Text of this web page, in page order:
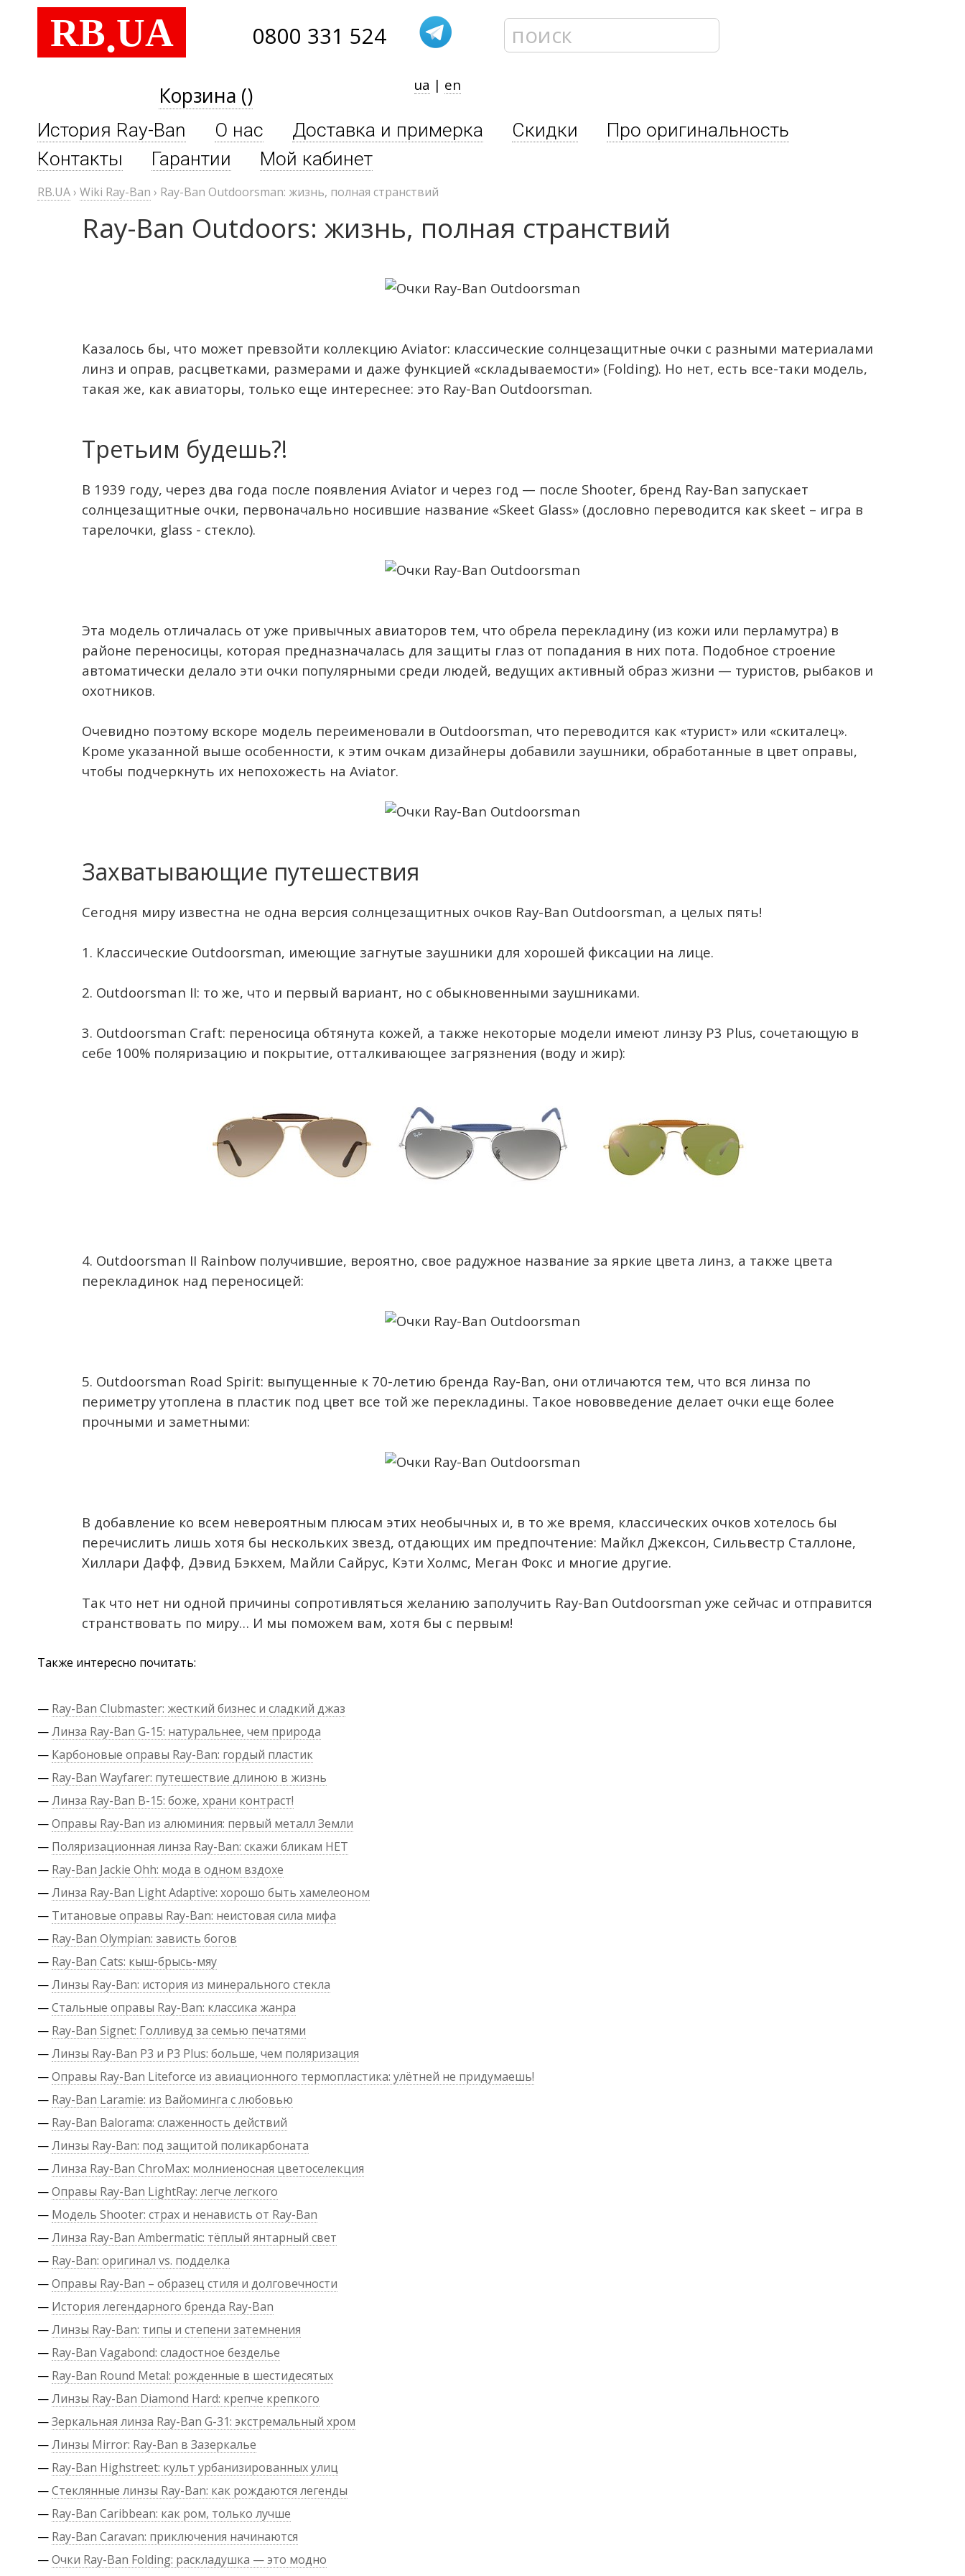
RB.UA 0800 331 524
Корзина () ua | en
История Ray-Ban О нас Доставка и примерка Скидки
Про оригинальность
Контакты
Гарантии Мой кабинет
RB.UA› Wiki Ray-Ban › Ray-Ban Outdoorsman: жизнь, полная странствий
Ray-Ban Outdoors: жизнь, полная странствий
Казалось бы, что может превзойти коллекцию Aviator: классические солнцезащитные очки с разными материалами
линз и оправ, расцветками, размерами и даже функцией «складываемости» (Folding). Но нет, есть все-таки модель,
такая же, как авиаторы, только еще интереснее: это Ray-Ban Outdoorsman.
Третьим будешь?!
В 1939 году, через два года после появления Aviator и через год — после Shooter, бренд Ray-Ban запускает
солнцезащитные очки, первоначально носившие название «Skeet Glass» (дословно переводится как skeet – игра в
тарелочки, glass - стекло).
Эта модель отличалась от уже привычных авиаторов тем, что обрела перекладину (из кожи или перламутра) в
районе переносицы, которая предназначалась для защиты глаз от попадания в них пота. Подобное строение
автоматически делало эти очки популярными среди людей, ведущих активный образ жизни — туристов, рыбаков и
охотников.
Очевидно поэтому вскоре модель переименовали в Outdoorsman, что переводится как «турист» или «скиталец».
Кроме указанной выше особенности, к этим очкам дизайнеры добавили заушники, обработанные в цвет оправы,
чтобы подчеркнуть их непохожесть на Aviator.
Захватывающие путешествия
Сегодня миру известна не одна версия солнцезащитных очков Ray-Ban Outdoorsman, а целых пять!
1. Классические Outdoorsman, имеющие загнутые заушники для хорошей фиксации на лице.
2. Outdoorsman II: то же, что и первый вариант, но с обыкновенными заушниками.
3. Outdoorsman Craft: переносица обтянута кожей, а также некоторые модели имеют линзу P3 Plus, сочетающую в
себе 100% поляризацию и покрытие, отталкивающее загрязнения (воду и жир):
4. Outdoorsman II Rainbow получившие, вероятно, свое радужное название за яркие цвета линз, а также цвета
перекладинок над переносицей:
5. Outdoorsman Road Spirit: выпущенные к 70-летию бренда Ray-Ban, они отличаются тем, что вся линза по
периметру утоплена в пластик под цвет все той же перекладины. Такое нововведение делает очки еще более
прочными и заметными:
В добавление ко всем невероятным плюсам этих необычных и, в то же время, классических очков хотелось бы
перечислить лишь хотя бы нескольких звезд, отдающих им предпочтение: Майкл Джексон, Сильвестр Сталлоне,
Хиллари Дафф, Дэвид Бэкхем, Майли Сайрус, Кэти Холмс, Меган Фокс и многие другие.
Так что нет ни одной причины сопротивляться желанию заполучить Ray-Ban Outdoorsman уже сейчас и отправится
странствовать по миру… И мы поможем вам, хотя бы с первым!
Также интересно почитать:
— Ray-Ban Clubmaster: жесткий бизнес и сладкий джаз
—Линза Ray-Ban G-15: натуральнее, чем природа
— Карбоновые оправы Ray-Ban: гордый пластик
— Ray-Ban Wayfarer: путешествие длиною в жизнь
—Линза Ray-Ban B-15: боже, храни контраст!
—Оправы Ray-Ban из алюминия: первый металл Земли
— Поляризационная линза Ray-Ban: скажи бликам НЕТ
— Ray-Ban Jackie Ohh: мода в одном вздохе
—Линза Ray-Ban Light Adaptive: хорошо быть хамелеоном
— Титановые оправы Ray-Ban: неистовая сила мифа
— Ray-Ban Olympian: зависть богов
— Ray-Ban Cats: кыш-брысь-мяу
—Линзы Ray-Ban: история из минерального стекла
—Стальные оправы Ray-Ban: классика жанра
— Ray-Ban Signet: Голливуд за семью печатями
—Линзы Ray-Ban P3 и P3 Plus: больше, чем поляризация
—Оправы Ray-Ban Liteforce из авиационного термопластика: улётней не придумаешь!
— Ray-Ban Laramie: из Вайоминга с любовью
— Ray-Ban Balorama: слаженность действий
—Линзы Ray-Ban: под защитой поликарбоната
—Линза Ray-Ban ChroMax: молниеносная цветоселекция
—Оправы Ray-Ban LightRay: легче легкого
— Модель Shooter: страх и ненависть от Ray-Ban
—Линза Ray-Ban Ambermatic: тёплый янтарный свет
— Ray-Ban: оригинал vs. подделка
—Оправы Ray-Ban – образец стиля и долговечности
— История легендарного бренда Ray-Ban
—Линзы Ray-Ban: типы и степени затемнения
— Ray-Ban Vagabond: сладостное безделье
— Ray-Ban Round Metal: рожденные в шестидесятых
—Линзы Ray-Ban Diamond Hard: крепче крепкого
—Зеркальная линза Ray-Ban G-31: экстремальный хром
—Линзы Mirror: Ray-Ban в Зазеркалье
— Ray-Ban Highstreet: культ урбанизированных улиц
—Стеклянные линзы Ray-Ban: как рождаются легенды
— Ray-Ban Caribbean: как ром, только лучше
— Ray-Ban Caravan: приключения начинаются
—Очки Ray-Ban Folding: раскладушка — это модно